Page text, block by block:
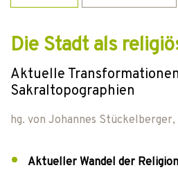
Die Stadt als
Aktuelle
Sakraltopographien
hg. von Johannes Stückelberger,
Aktueller Wandel der